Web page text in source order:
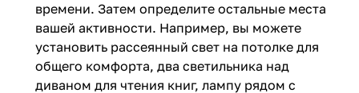
времени. Затем определите остальные места
вашей активности. Например, вы можете
установить рассеянный свет на потолке для
общего комфорта, два светильника над
диваном для чтения книг, лампу рядом с